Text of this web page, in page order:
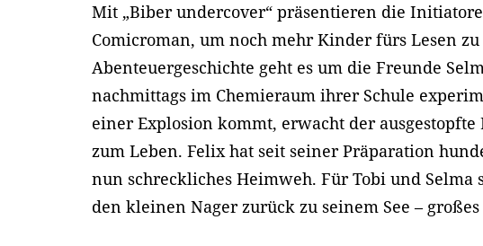
Mit „Biber undercover“ präsentieren die
Comicroman, um noch mehr Kinder fürs Lesen
Abenteuergeschichte geht es um die Freunde
nachmittags im Chemieraum ihrer Schule
einer Explosion kommt, erwacht der
zum Leben. Felix hat seit seiner Präparation
nun schreckliches Heimweh. Für Tobi und Selma
den kleinen Nager zurück zu seinem See –